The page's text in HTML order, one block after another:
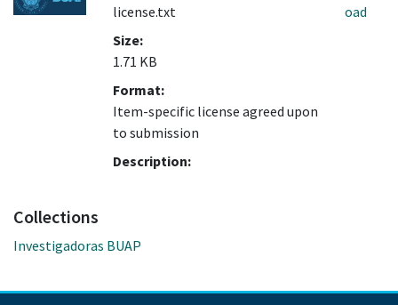
license.txt
Size:
1.71 KB
Format:
Item-specific license agreed upon
to submission
Description:
oad
Collections
Investigadoras BUAP